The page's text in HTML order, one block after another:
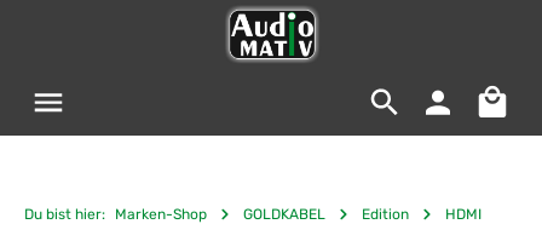
Du bist hier: Marken-Shop GOLDKABEL Edition HDMI